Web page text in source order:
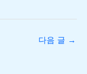
다음 글 →